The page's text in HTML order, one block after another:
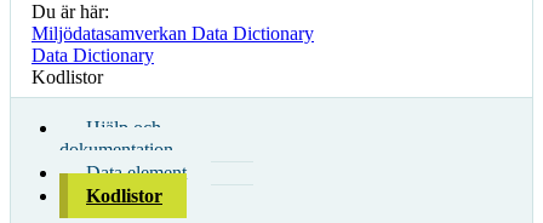
Du är här:
Miljödatasamverkan Data Dictionary
Data Dictionary
Kodlistor
Hjälp och
dokumentation
Data element
Kodlistor